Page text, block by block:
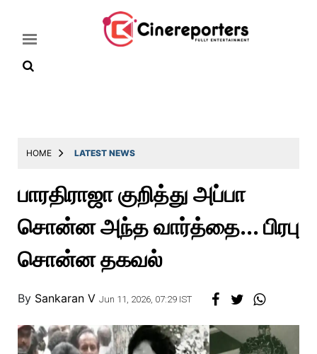
Latest
Throwback
Television
Story
HOME LATEST NEWS
பாரதிராஜா குறித்து அப்பா
சொன்ன அந்த வார்த்தை... பிரபு
சொன்ன தகவல் ​​​​​​​
By Sankaran V Jun 11, 2026, 07:29 IST